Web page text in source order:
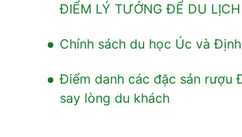
ĐIỂM LÝ TƯỞNG ĐỂ DU
Chính sách du học Úc và
Điểm danh các đặc sản rượu
say lòng du khách